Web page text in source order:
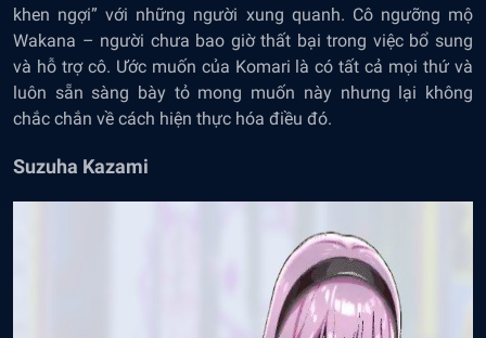
khen ngợi” với những người xung quanh. Cô ngưỡng mộ
Wakana – người chưa bao giờ thất bại trong việc bổ sung
và hỗ trợ cô. Ước muốn của Komari là có tất cả mọi thứ và
luôn sẵn sàng bày tỏ mong muốn này nhưng lại không
chắc chắn về cách hiện thực hóa điều đó.
Suzuha Kazami